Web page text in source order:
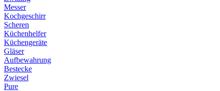
Messer
Kochgeschirr
Scheren
Küchenhelfer
Küchengeräte
Gläser
Aufbewahrung
Bestecke
Zwiesel
Pure